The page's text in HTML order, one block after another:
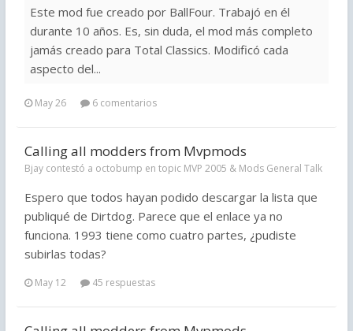
Este mod fue creado por BallFour. Trabajó en él
durante 10 años. Es, sin duda, el mod más completo
jamás creado para Total Classics. Modificó cada
aspecto del...
May 26 6 comentarios
Calling all modders from Mvpmods
Bjay contestó a octobump en topic MVP 2005 & Mods General Talk
Espero que todos hayan podido descargar la lista que
publiqué de Dirtdog. Parece que el enlace ya no
funciona. 1993 tiene como cuatro partes, ¿pudiste
subirlas todas?
May 12 45 respuestas